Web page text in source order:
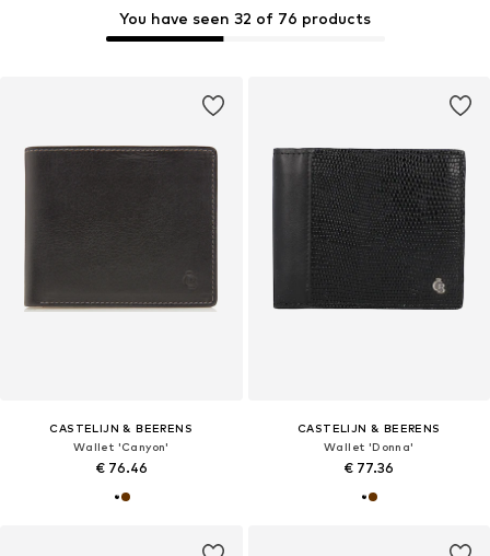
You have seen 32 of 76 products
CASTELIJN & BEERENS
Wallet 'Canyon'
€ 76.46
CASTELIJN & BEERENS
Wallet 'Donna'
€ 77.36